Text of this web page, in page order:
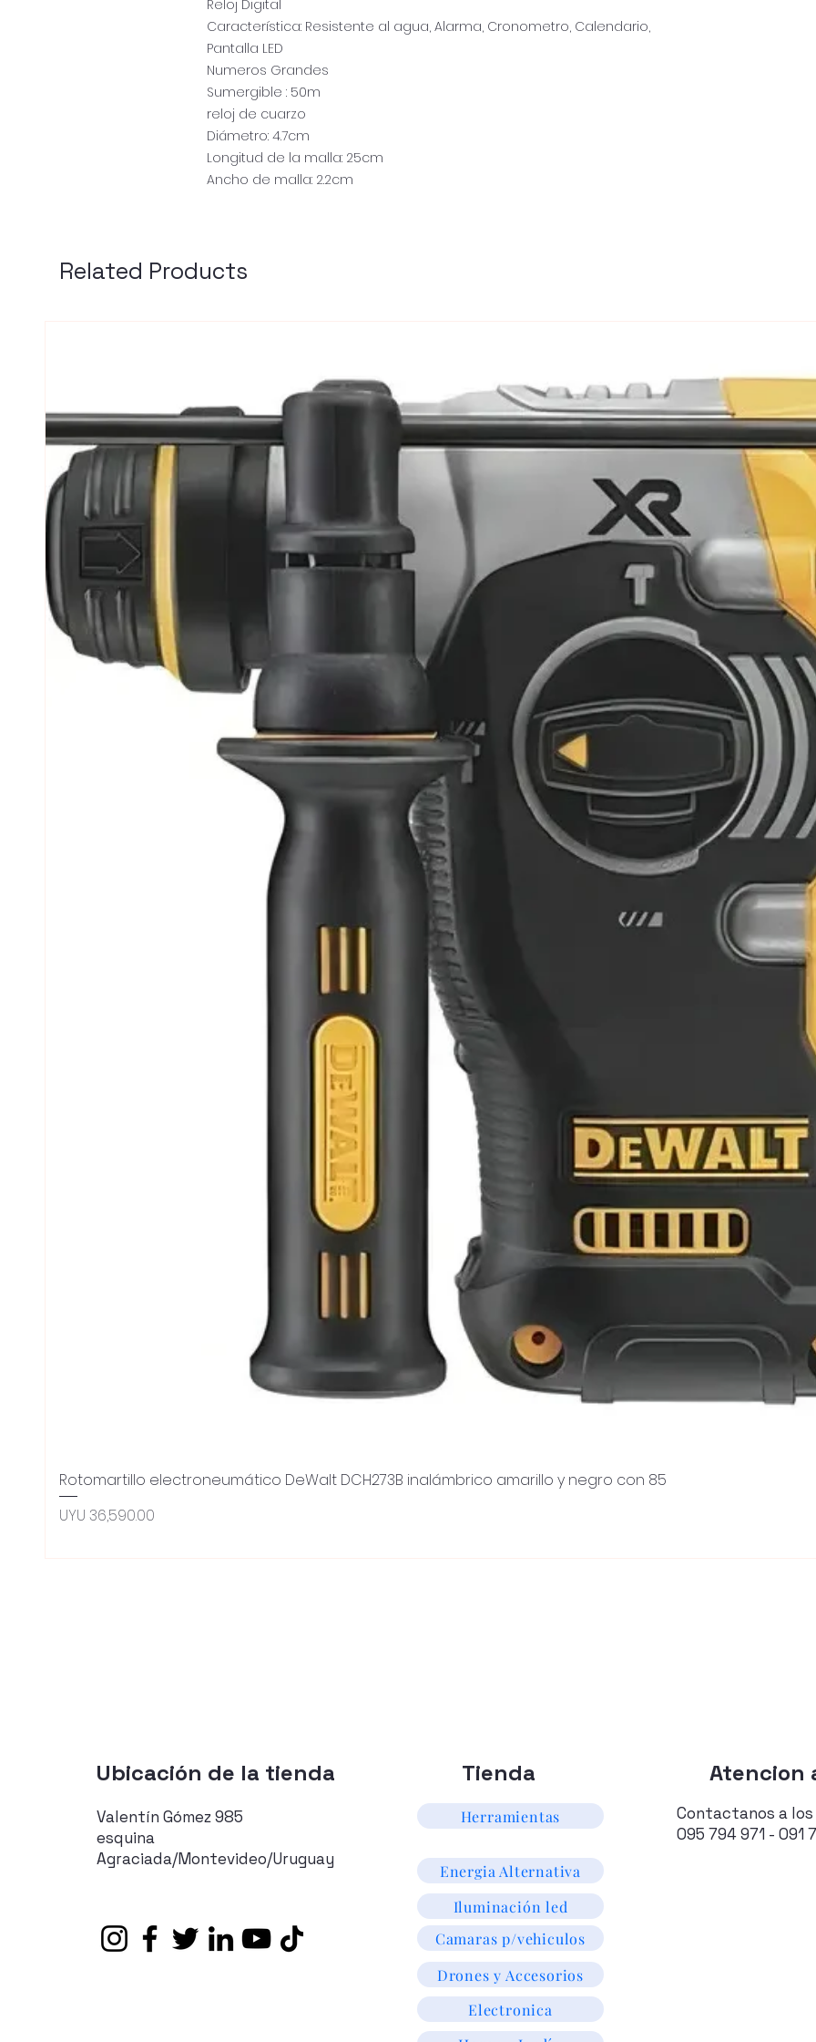
Reloj Digital
Característica: Resistente al agua, Alarma, Cronometro, Calendario,
Pantalla LED
Numeros Grandes
Sumergible : 50m
reloj de cuarzo
Diámetro: 4.7cm
Longitud de la malla: 25cm
Ancho de malla: 2.2cm
Related Products
Quick View
Rotomartillo electroneumático DeWalt DCH273B inalámbrico amarillo y negro con 85
Price
UYU 36,590.00
Ubicación de la tienda
Valentín Gómez 985
esquina
Agraciada/Montevideo/Uruguay
Tienda
Herramientas
Energia Alternativa
Atencion
Contactanos a los
095 794 971 - 091
Iluminación led
Camaras p/vehiculos
Drones y Accesorios
Electronica